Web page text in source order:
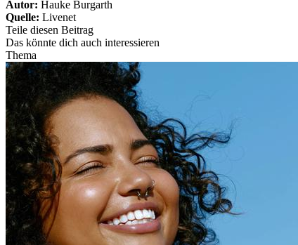
Autor: Hauke Burgarth
Quelle: Livenet
Teile diesen Beitrag
Das könnte dich auch interessieren
Thema